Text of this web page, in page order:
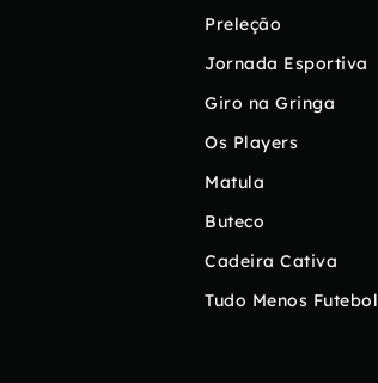
Preleção
Jornada Esportiva
Giro na Gringa
Os Players
Matula
Buteco
Cadeira Cativa
Tudo Menos Futebol